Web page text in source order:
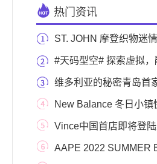
热门资讯
ST. JOHN 摩登织物迷情
#天码型空# 探索虚拟，
FILA FUSION再次携
维多利亚的秘密青岛首
岛万象城New Balance 冬日小镇
续“冬日质造”，
Vince中国首店即将登
州秋日序曲
AAPE 2022 SUMMER